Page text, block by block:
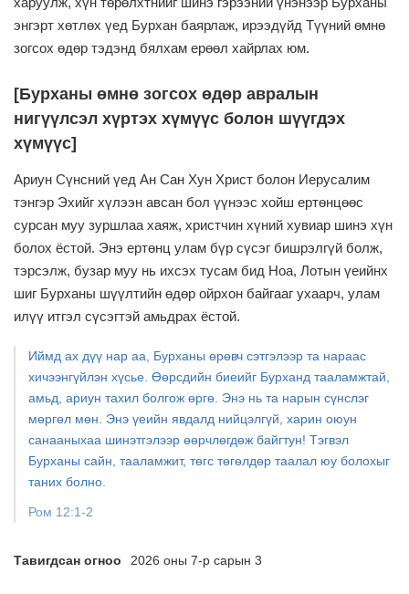
энгэрт хөтлөх үед Бурхан баярлаж, ирээдүйд Түүний өмнө
зогсох өдөр тэдэнд бялхам ерөөл хайрлах юм.
[Бурханы өмнө зогсох өдөр авралын
нигүүлсэл хүртэх хүмүүс болон шүүгдэх
хүмүүс]
Ариун Сүнсний үед Ан Сан Хун Христ болон Иерусалим
тэнгэр Эхийг хүлээн авсан бол үүнээс хойш ертөнцөөс
сурсан муу зуршлаа хаяж, христчин хүний хувиар шинэ хүн
болох ёстой. Энэ ертөнц улам бүр сүсэг бишрэлгүй болж,
тэрсэлж, бузар муу нь ихсэх тусам бид Ноа, Лотын үеийнх
шиг Бурханы шүүлтийн өдөр ойрхон байгааг ухаарч, улам
илүү итгэл сүсэгтэй амьдрах ёстой.
Иймд ах дүү нар аа, Бурханы өрөвч сэтгэлээр та нараас
хичээнгүйлэн хүсье. Өөрсдийн биеийг Бурханд тааламжтай,
амьд, ариун тахил болгож өргө. Энэ нь та нарын сүнслэг
мөргөл мөн. Энэ үеийн явдалд нийцэлгүй, харин оюун
санааныхаа шинэтгэлээр өөрчлөгдөж байгтун! Тэгвэл
Бурханы сайн, тааламжит, төгс төгөлдөр таалал юу болохыг
таних болно.
Ром 12:1-2
Тавигдсан огноо 2026 оны 7-р сарын 3